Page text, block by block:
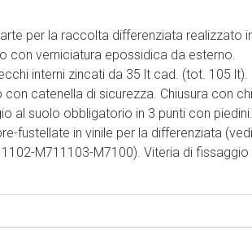
per la raccolta differenziata realizzato
con verniciatura epossidica da esterno.
interni zincati da 35 lt cad. (tot. 105 lt).
catenella di sicurezza. Chiusura con
al suolo obbligatorio in 3 punti con
fustellate in vinile per la differenziata (vedi
M711103-M7100). Viteria di fissaggio